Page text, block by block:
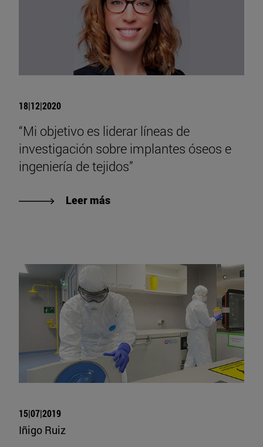
18|12|2020
“Mi objetivo es liderar líneas de
investigación sobre implantes óseos e
ingeniería de tejidos”
Leer más
15|07|2019
Iñigo Ruiz